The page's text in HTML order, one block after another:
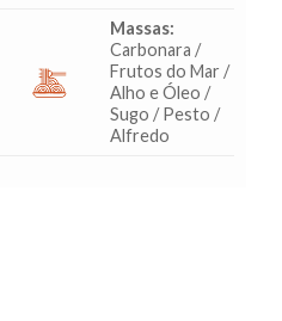
Massas:
Carbonara /
Frutos do Mar /
Alho e Óleo /
Sugo / Pesto /
Alfredo